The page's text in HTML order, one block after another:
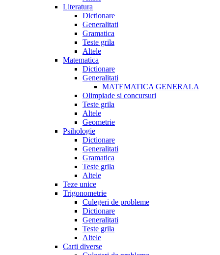
Literatura
Dictionare
Generalitati
Gramatica
Teste grila
Altele
Matematica
Dictionare
Generalitati
MATEMATICA GENERALA
Olimpiade si concursuri
Teste grila
Altele
Geometrie
Psihologie
Dictionare
Generalitati
Gramatica
Teste grila
Altele
Teze unice
Trigonometrie
Culegeri de probleme
Dictionare
Generalitati
Teste grila
Altele
Carti diverse